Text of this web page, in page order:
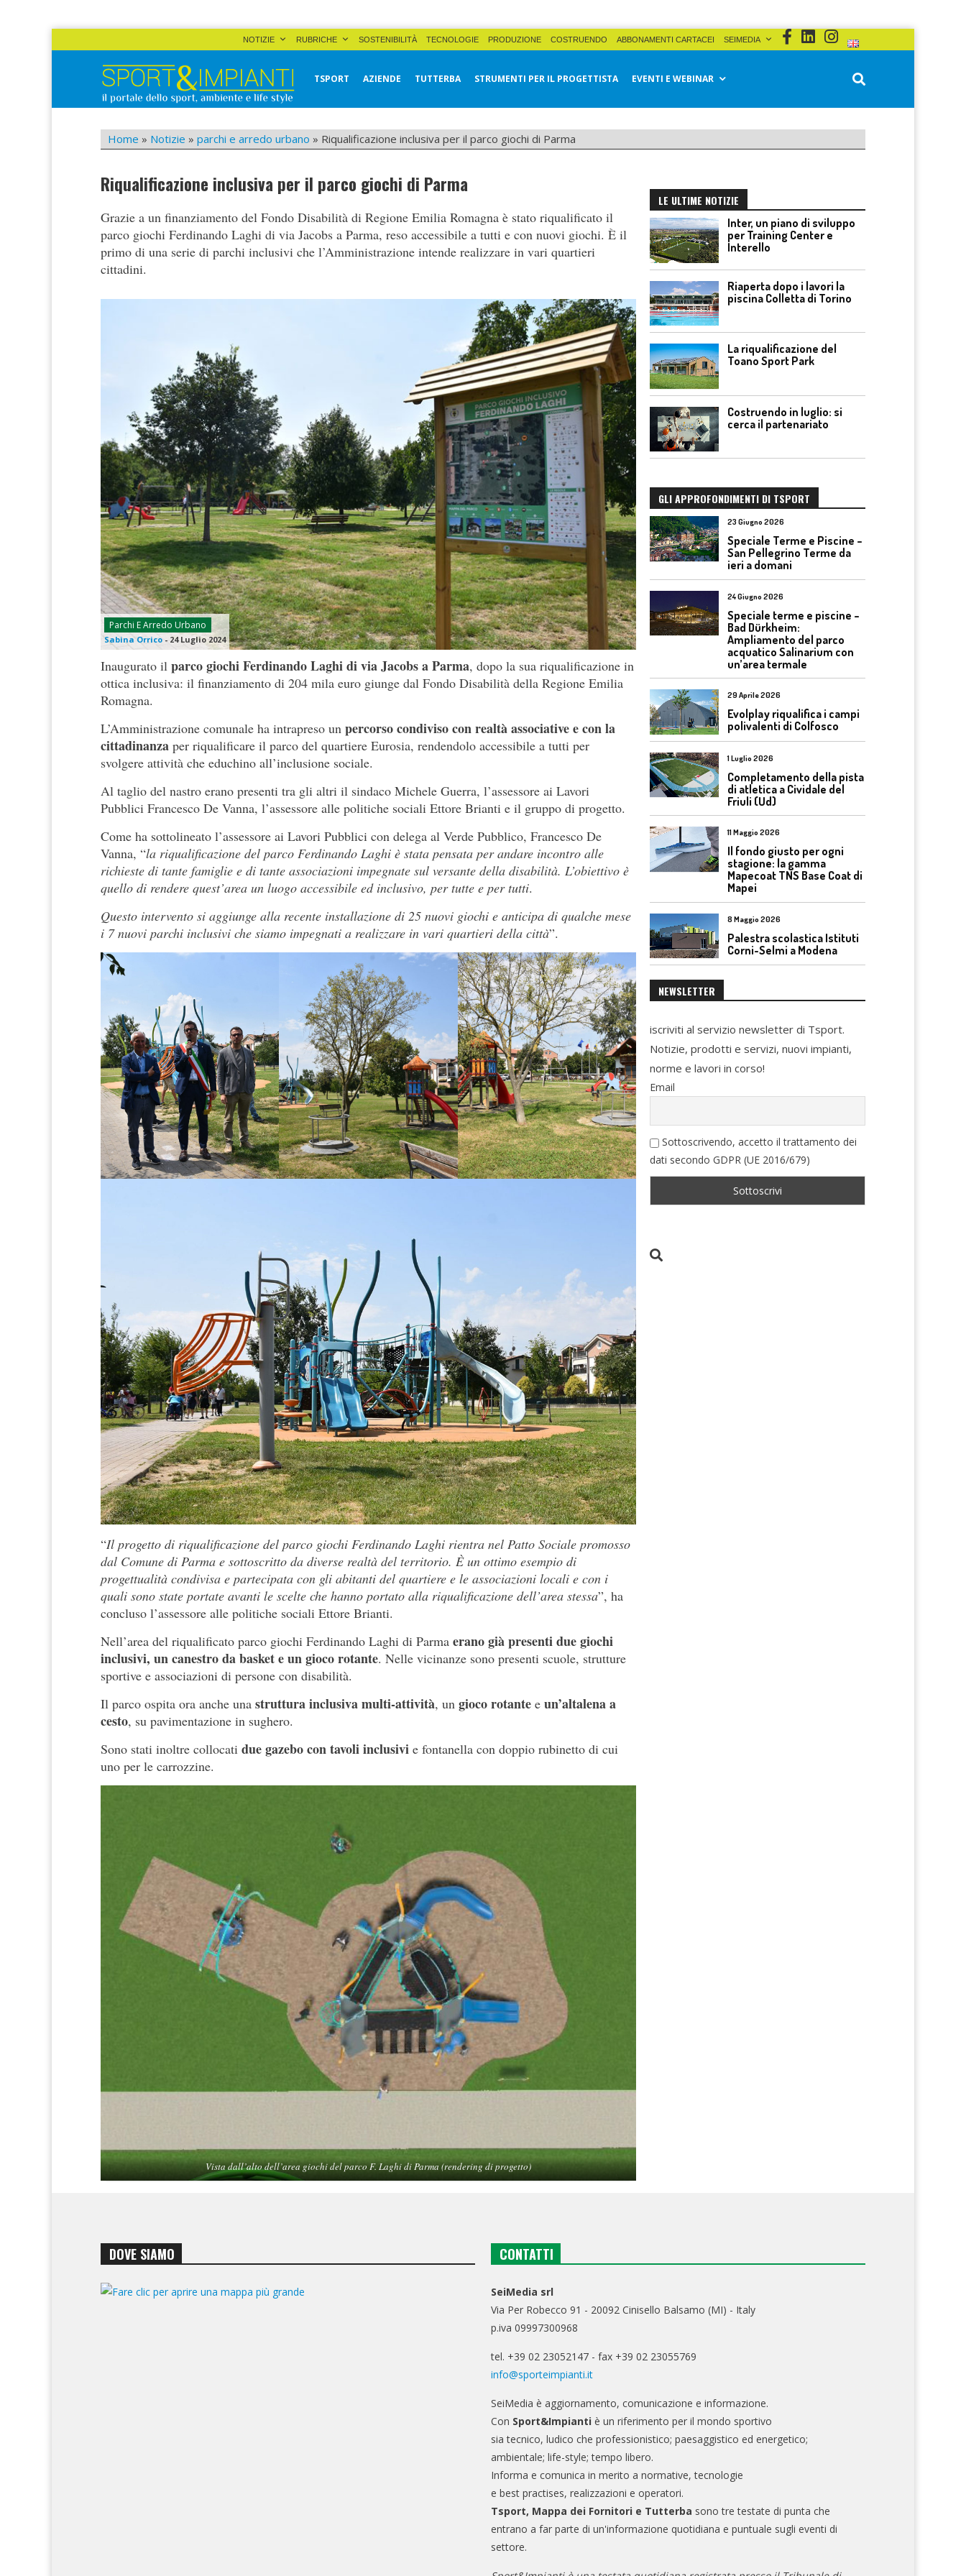
NOTIZIE RUBRICHE SOSTENIBILITÀ TECNOLOGIE PRODUZIONE COSTRUENDO ABBONAMENTI CARTACEI SEIMEDIA
Sport&Impianti
TSPORT AZIENDE TUTTERBA STRUMENTI PER IL PROGETTISTA EVENTI E WEBINAR
Home » Notizie » parchi e arredo urbano » Riqualificazione inclusiva per il parco giochi di Parma
Riqualificazione inclusiva per il parco giochi di Parma
Grazie a un finanziamento del Fondo Disabilità di Regione Emilia Romagna è stato riqualificato il
parco giochi Ferdinando Laghi di via Jacobs a Parma, reso accessibile a tutti e con nuovi giochi. È il
primo di una serie di parchi inclusivi che l’Amministrazione intende realizzare in vari quartieri
cittadini.
Parchi E Arredo Urbano
Sabina Orrico - 24 Luglio 2024
Inaugurato il parco giochi Ferdinando Laghi di via Jacobs a Parma, dopo la sua riqualificazione in
ottica inclusiva: il finanziamento di 204 mila euro giunge dal Fondo Disabilità della Regione Emilia
Romagna.
L’Amministrazione comunale ha intrapreso un percorso condiviso con realtà associative e con la
cittadinanza per riqualificare il parco del quartiere Eurosia, rendendolo accessibile a tutti per
svolgere attività che educhino all’inclusione sociale.
Al taglio del nastro erano presenti tra gli altri il sindaco Michele Guerra, l’assessore ai Lavori
Pubblici Francesco De Vanna, l’assessore alle politiche sociali Ettore Brianti e il gruppo di progetto.
Come ha sottolineato l’assessore ai Lavori Pubblici con delega al Verde Pubblico, Francesco De
Vanna, “la riqualificazione del parco Ferdinando Laghi è stata pensata per andare incontro alle
richieste di tante famiglie e di tante associazioni impegnate sul versante della disabilità. L’obiettivo è
quello di rendere quest’area un luogo accessibile ed inclusivo, per tutte e per tutti.
Questo intervento si aggiunge alla recente installazione di 25 nuovi giochi e anticipa di qualche mese
i 7 nuovi parchi inclusivi che siamo impegnati a realizzare in vari quartieri della città”.
“Il progetto di riqualificazione del parco giochi Ferdinando Laghi rientra nel Patto Sociale promosso
dal Comune di Parma e sottoscritto da diverse realtà del territorio. È un ottimo esempio di
progettualità condivisa e partecipata con gli abitanti del quartiere e le associazioni locali e con i
quali sono state portate avanti le scelte che hanno portato alla riqualificazione dell’area stessa”, ha
concluso l’assessore alle politiche sociali Ettore Brianti.
Nell’area del riqualificato parco giochi Ferdinando Laghi di Parma erano già presenti due giochi
inclusivi, un canestro da basket e un gioco rotante. Nelle vicinanze sono presenti scuole, strutture
sportive e associazioni di persone con disabilità.
Il parco ospita ora anche una struttura inclusiva multi-attività, un gioco rotante e un’altalena a
cesto, su pavimentazione in sughero.
Sono stati inoltre collocati due gazebo con tavoli inclusivi e fontanella con doppio rubinetto di cui
uno per le carrozzine.
Vista dall’alto dell’area giochi del parco F. Laghi di Parma (rendering di progetto)
LE ULTIME NOTIZIE
Inter, un piano di sviluppo
per Training Center e
Interello
Riaperta dopo i lavori la
piscina Colletta di Torino
La riqualificazione del
Toano Sport Park
Costruendo in luglio: si
cerca il partenariato
GLI APPROFONDIMENTI DI TSPORT
23 Giugno 2026
Speciale Terme e Piscine –
San Pellegrino Terme da
ieri a domani
24 Giugno 2026
Speciale terme e piscine –
Bad Dürkheim:
Ampliamento del parco
acquatico Salinarium con
un’area termale
29 Aprile 2026
Evolplay riqualifica i campi
polivalenti di Colfosco
1 Luglio 2026
Completamento della pista
di atletica a Cividale del
Friuli (Ud)
11 Maggio 2026
Il fondo giusto per ogni
stagione: la gamma
Mapecoat TNS Base Coat di
Mapei
8 Maggio 2026
Palestra scolastica Istituti
Corni-Selmi a Modena
NEWSLETTER
iscriviti al servizio newsletter di Tsport.
Notizie, prodotti e servizi, nuovi impianti,
norme e lavori in corso!
Email
Sottoscrivendo, accetto il trattamento dei
dati secondo GDPR (UE 2016/679)
DOVE SIAMO CONTATTI
SeiMedia srl
Via Per Robecco 91 - 20092 Cinisello Balsamo (MI) - Italy
p.iva 09997300968
tel. +39 02 23052147 - fax +39 02 23055769
info@sporteimpianti.it
SeiMedia è aggiornamento, comunicazione e informazione.
Con Sport&Impianti è un riferimento per il mondo sportivo
sia tecnico, ludico che professionistico; paesaggistico ed energetico;
ambientale; life-style; tempo libero.
Informa e comunica in merito a normative, tecnologie
e best practises, realizzazioni e operatori.
Tsport, Mappa dei Fornitori e Tutterba sono tre testate di punta che
entrano a far parte di un'informazione quotidiana e puntuale sugli eventi di
settore.